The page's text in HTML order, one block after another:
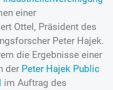
einer
Ottel, Präsident des
Peter Hajek.
die Ergebnisse einer
der Peter Hajek Public
im Auftrag des